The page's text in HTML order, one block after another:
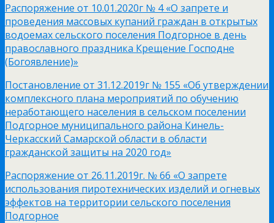
Распоряжение от 10.01.2020г № 4 «О запрете и
проведения массовых купаний граждан в открытых
водоемах сельского поселения Подгорное в день
православного праздника Крещение Господне
(Богоявление)»
Постановление от 31.12.2019г № 155 «Об утверждении
комплексного плана мероприятий по обучению
неработающего населения в сельском поселении
Подгорное муниципального района Кинель-
Черкасский Самарской области в области
гражданской защиты на 2020 год»
Распоряжение от 26.11.2019г. № 66 «О запрете
использования пиротехнических изделий и огневых
эффектов на территории сельского поселения
Подгорное